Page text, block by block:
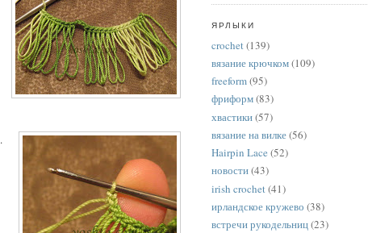
ЯРЛЫКИ
crochet(139)
вязание крючком(109)
freeform(95)
фриформ(83)
хвастики(57)
вязание на вилке(56)
Hairpin Lace (52)
новости(43)
irish crochet(41)
ирландское кружево (38)
встречи рукодельниц(23)